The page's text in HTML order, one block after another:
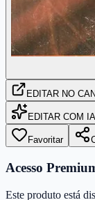
EDITAR NO
EDITAR COM IA
Favoritar
Acesso
Este produto está